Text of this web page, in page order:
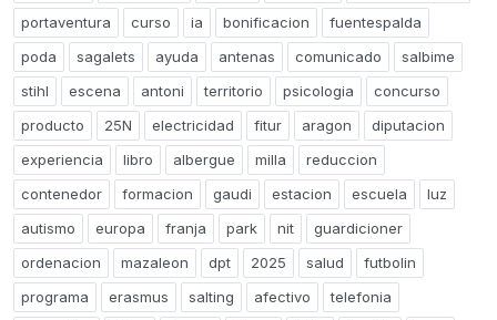
portaventura curso ia bonificacion
fuentespalda
poda
sagalets ayuda antenas comunicado
salbime
stihl
escena antoni territorio psicologia
concurso
producto
25N electricidad fitur aragon
diputacion
experiencia
libro albergue milla
reduccion
contenedor
formacion gaudi estacion escuela
luz
autismo
europa franja park nit
guardicioner
ordenacion
mazaleon dpt 2025 salud
futbolin
programa
erasmus salting afectivo
telefonia